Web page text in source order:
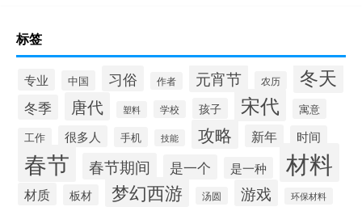
标签
专业 中国 习俗 作者 元宵节 农历 冬天
冬季 唐代 塑料 学校 孩子 宋代 寓意
工作 很多人 手机 技能 攻略 新年 时间
春节 春节期间 是一个 是一种 材料
材质 板材 梦幻西游 汤圆 游戏 环保材料